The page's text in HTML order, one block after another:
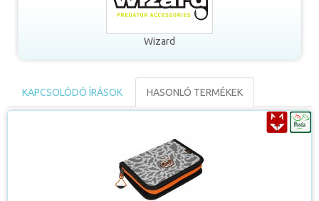
Mindent összevetve, egy praktikus, dizájnos, kompakt táska,
Wizard
KAPCSOLÓDÓ ÍRÁSOK HASONLÓ TERMÉKEK